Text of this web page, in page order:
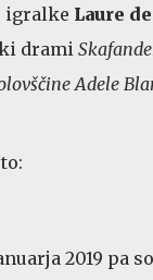
igralke Laure de
drami
Adele
2019 pa